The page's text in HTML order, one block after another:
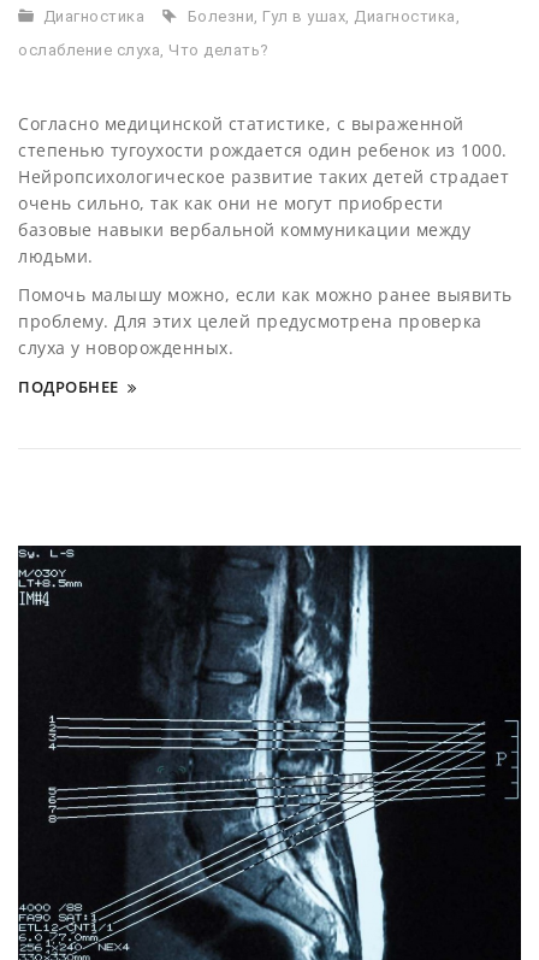
Диагностика Болезни Гул в ушах Диагностика
ослабление слуха Что делать?
Согласно медицинской статистике, с выраженной
степенью тугоухости рождается один ребенок из 1000.
Нейропсихологическое развитие таких детей страдает
очень сильно, так как они не могут приобрести
базовые навыки вербальной коммуникации между
людьми.
Помочь малышу можно, если как можно ранее выявить
проблему. Для этих целей предусмотрена проверка
слуха у новорожденных.
ПОДРОБНЕЕ